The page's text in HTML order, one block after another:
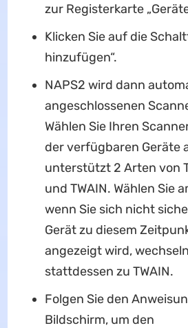
zur Registerkarte
Klicken Sie auf die
hinzufügen“.
NAPS2 wird dann
angeschlossenen
Wählen Sie Ihren
der verfügbaren Geräte
unterstützt 2 Arten von
und TWAIN. Wählen Sie
wenn Sie sich nicht
Gerät zu diesem
angezeigt wird,
stattdessen zu TWAIN.
Folgen Sie den
Bildschirm, um den